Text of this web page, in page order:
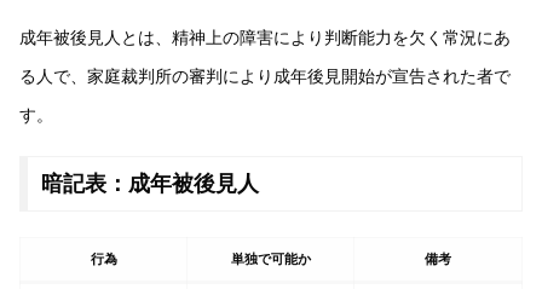
成年被後見人とは、精神上の障害により判断能力を欠く常況にあ
る人で、家庭裁判所の審判により成年後見開始が宣告された者で
す。
暗記表：成年被後見人
行為 単独で可能か 備考